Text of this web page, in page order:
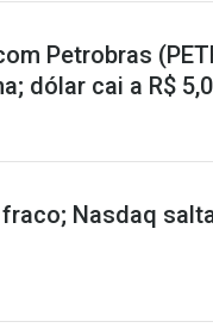
Petrobras
dólar cai a R$
Nasdaq